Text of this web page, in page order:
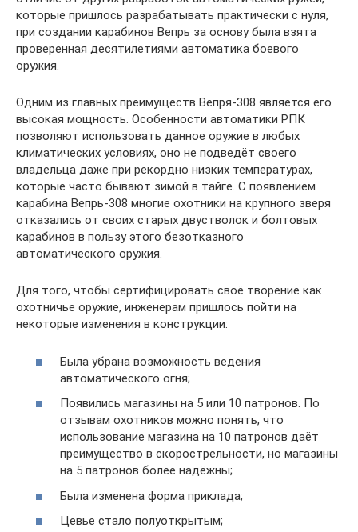
которые пришлось разрабатывать практически с нуля,
при создании карабинов Вепрь за основу была взята
проверенная десятилетиями автоматика боевого
оружия.
Одним из главных преимуществ Вепря-308 является его
высокая мощность. Особенности автоматики РПК
позволяют использовать данное оружие в любых
климатических условиях, оно не подведёт своего
владельца даже при рекордно низких температурах,
которые часто бывают зимой в тайге. С появлением
карабина Вепрь-308 многие охотники на крупного зверя
отказались от своих старых двустволок и болтовых
карабинов в пользу этого безотказного
автоматического оружия.
Для того, чтобы сертифицировать своё творение как
охотничье оружие, инженерам пришлось пойти на
некоторые изменения в конструкции:
Была убрана возможность ведения
автоматического огня;
Появились магазины на 5 или 10 патронов. По
отзывам охотников можно понять, что
использование магазина на 10 патронов даёт
преимущество в скорострельности, но магазины
на 5 патронов более надёжны;
Была изменена форма приклада;
Цевье стало полуоткрытым;